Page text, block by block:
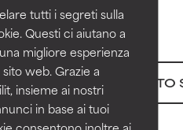
tutti i segreti sulla
Questi ci aiutano a
migliore esperienza
web. Grazie a
insieme ai nostri
in base ai tuoi
BACK
Comprovati e
indipendenti.
eccezionale per
parte dei tipi di
problemi.
BUONO
Comprovati e
indipendenti.
eccezionale per
parte dei tipi di
problemi.
BUONO